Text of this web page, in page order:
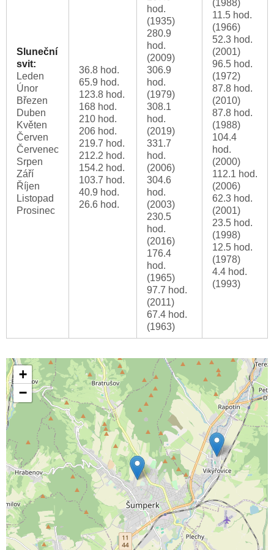
Sluneční
svit:
Leden
Únor
Březen
Duben
Květen
Červen
Červenec
Srpen
Září
Říjen
Listopad
Prosinec
36.8 hod.
65.9 hod.
123.8 hod.
168 hod.
210 hod.
206 hod.
219.7 hod.
212.2 hod.
154.2 hod.
103.7 hod.
40.9 hod.
26.6 hod.
hod.
(1935)
280.9
hod.
(2009)
306.9
hod.
(1979)
308.1
hod.
(2019)
331.7
hod.
(2006)
304.6
hod.
(2003)
230.5
hod.
(2016)
176.4
hod.
(1965)
97.7 hod.
(2011)
67.4 hod.
(1963)
(1988)
11.5 hod.
(1966)
52.3 hod.
(2001)
96.5 hod.
(1972)
87.8 hod.
(2010)
87.8 hod.
(1988)
104.4
hod.
(2000)
112.1 hod.
(2006)
62.3 hod.
(2001)
23.5 hod.
(1998)
12.5 hod.
(1978)
4.4 hod.
(1993)
+
−